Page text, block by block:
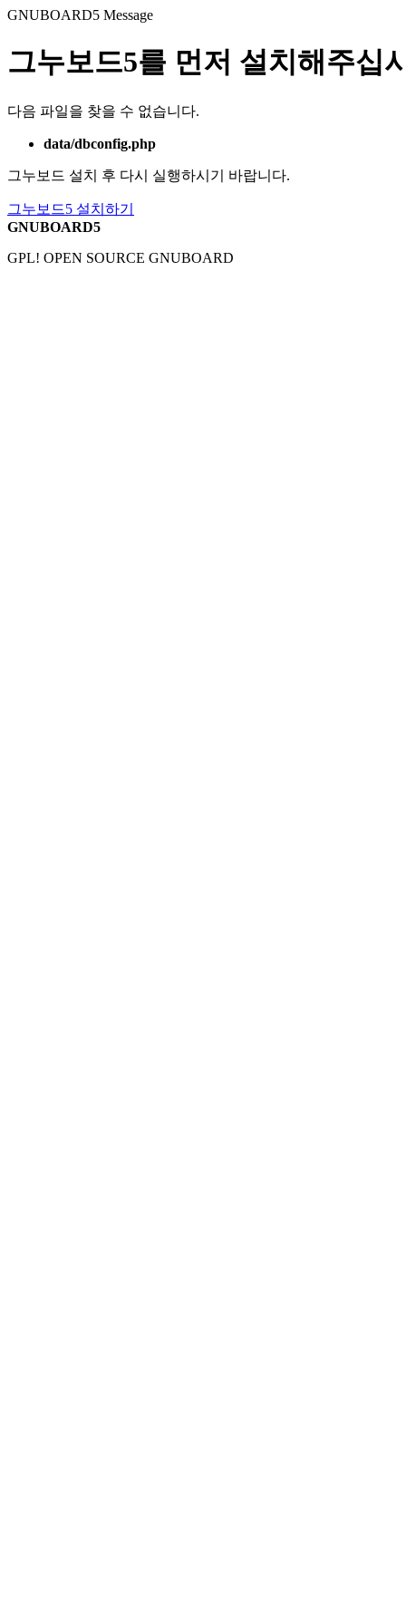
GNUBOARD5 Message
그누보드5를 먼저 설치해주십
다음 파일을 찾을 수 없습니다.
data/dbconfig.php
그누보드 설치 후 다시 실행하시기 바랍니다.
그누보드5 설치하기
GNUBOARD5
GPL! OPEN SOURCE GNUBOARD